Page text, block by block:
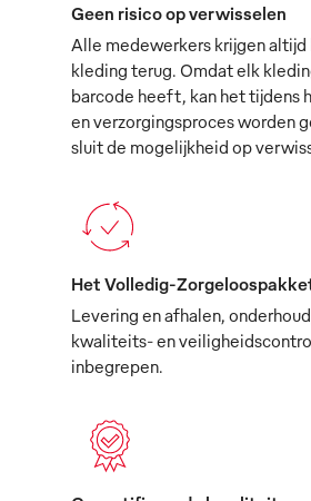
Geen risico op verwisselen
Alle medewerkers krijgen altijd
kleding terug. Omdat elk
barcode heeft, kan het tijdens
en verzorgingsproces worden
sluit de mogelijkheid op
Het Volledig-
Levering en afhalen,
kwaliteits- en
inbegrepen.